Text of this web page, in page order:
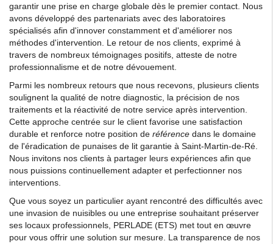
garantir une prise en charge globale dès le premier contact. Nous
avons développé des partenariats avec des laboratoires
spécialisés afin d'innover constamment et d'améliorer nos
méthodes d'intervention. Le retour de nos clients, exprimé à
travers de nombreux témoignages positifs, atteste de notre
professionnalisme et de notre dévouement.
Parmi les nombreux retours que nous recevons, plusieurs clients
soulignent la qualité de notre diagnostic, la précision de nos
traitements et la réactivité de notre service après intervention.
Cette approche centrée sur le client favorise une satisfaction
durable et renforce notre position de référence dans le domaine
de l'éradication de punaises de lit garantie à Saint-Martin-de-Ré.
Nous invitons nos clients à partager leurs expériences afin que
nous puissions continuellement adapter et perfectionner nos
interventions.
Que vous soyez un particulier ayant rencontré des difficultés avec
une invasion de nuisibles ou une entreprise souhaitant préserver
ses locaux professionnels, PERLADE (ETS) met tout en œuvre
pour vous offrir une solution sur mesure. La transparence de nos